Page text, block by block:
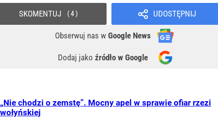
UDOSTĘPNIJ
Obserwuj nas w Google News
Dodaj jako źródło w Google
SKOMENTUJ 4
„Nie chodzi o zemstę”. Mocny apel w sprawie ofiar rzezi
wołyńskiej